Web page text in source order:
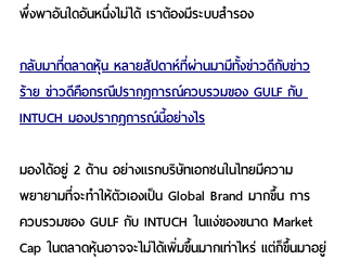
พึ่งพาอันใดอันหนึ่งไม่ได้ เราต้องมีระบบสำรอง
กลับมาที่ตลาดหุ้น หลายสัปดาห์ที่ผ่านมามีทั้งข่าวดีกับข่าว
ร้าย ข่าวดีคือกรณีปรากฏการณ์ควบรวมของ GULF กับ
INTUCH มองปรากฏการณ์นี้อย่างไร
มองได้อยู่ 2 ด้าน อย่างแรกบริษัทเอกชนในไทยมีความ
พยายามที่จะทำให้ตัวเองเป็น Global Brand มากขึ้น การ
ควบรวมของ GULF กับ INTUCH ในแง่ของขนาด Market
Cap ในตลาดหุ้นอาจจะไม่ได้เพิ่มขึ้นมากเท่าไหร่ แต่ก็ขึ้นมาอยู่